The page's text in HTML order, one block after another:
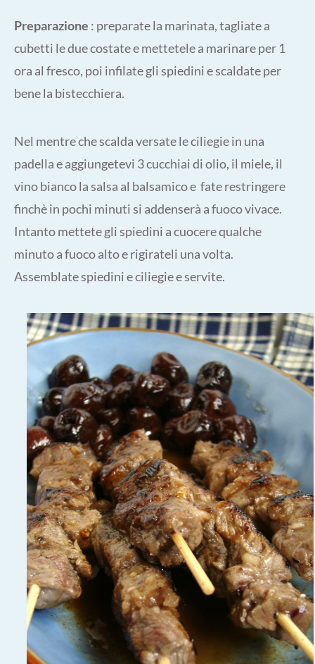
Preparazione : preparate la marinata, tagliate a
cubetti le due costate e mettetele a marinare per 1
ora al fresco, poi infilate gli spiedini e scaldate per
bene la bistecchiera.
Nel mentre che scalda versate le ciliegie in una
padella e aggiungetevi 3 cucchiai di olio, il miele, il
vino bianco la salsa al balsamico e fate restringere
finchè in pochi minuti si addenserà a fuoco vivace.
Intanto mettete gli spiedini a cuocere qualche
minuto a fuoco alto e rigirateli una volta.
Assemblate spiedini e ciliegie e servite.